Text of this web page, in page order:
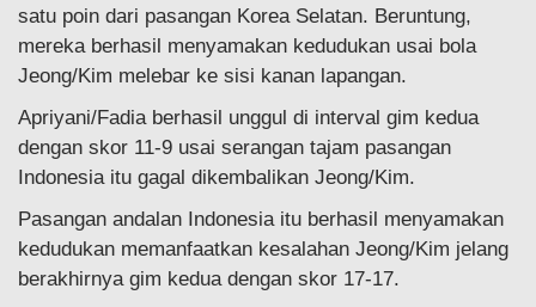
satu poin dari pasangan Korea Selatan. Beruntung,
mereka berhasil menyamakan kedudukan usai bola
Jeong/Kim melebar ke sisi kanan lapangan.
Apriyani/Fadia berhasil unggul di interval gim kedua
dengan skor 11-9 usai serangan tajam pasangan
Indonesia itu gagal dikembalikan Jeong/Kim.
Pasangan andalan Indonesia itu berhasil menyamakan
kedudukan memanfaatkan kesalahan Jeong/Kim jelang
berakhirnya gim kedua dengan skor 17-17.